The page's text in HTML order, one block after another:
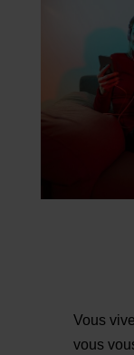
Vous
vous